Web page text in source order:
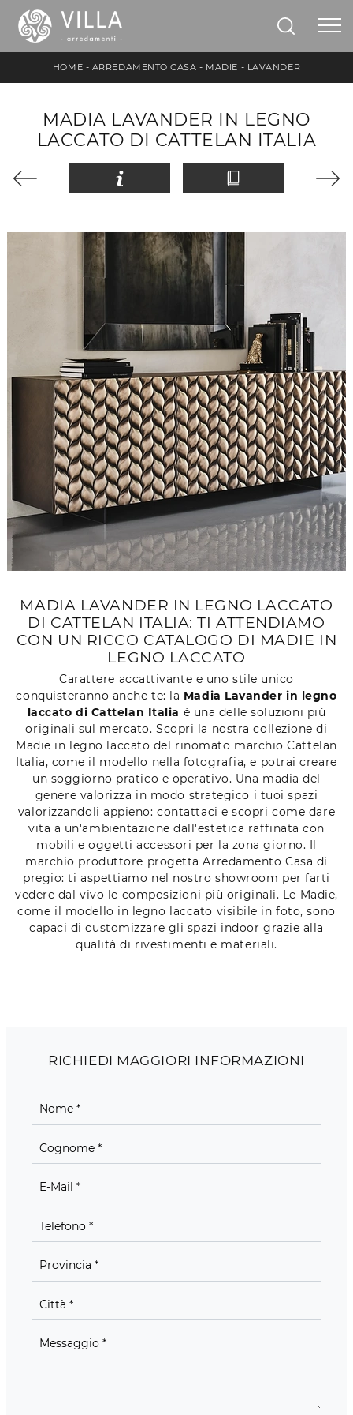
HOME - ARREDAMENTO CASA - MADIE - LAVANDER
MADIA LAVANDER IN LEGNO
LACCATO DI CATTELAN ITALIA
MADIA LAVANDER IN LEGNO LACCATO
DI CATTELAN ITALIA: TI ATTENDIAMO
CON UN RICCO CATALOGO DI MADIE IN
LEGNO LACCATO
Carattere accattivante e uno stile unico
conquisteranno anche te: la Madia Lavander in legno
laccato di Cattelan Italia è una delle soluzioni più
originali sul mercato. Scopri la nostra collezione di
Madie in legno laccato del rinomato marchio Cattelan
Italia, come il modello nella fotografia, e potrai creare
un soggiorno pratico e operativo. Una madia del
genere valorizza in modo strategico i tuoi spazi
valorizzandoli appieno: contattaci e scopri come dare
vita a un'ambientazione dall'estetica raffinata con
mobili e oggetti accessori per la zona giorno. Il
marchio produttore progetta Arredamento Casa di
pregio: ti aspettiamo nel nostro showroom per farti
vedere dal vivo le composizioni più originali. Le Madie,
come il modello in legno laccato visibile in foto, sono
capaci di customizzare gli spazi indoor grazie alla
qualità di rivestimenti e materiali.
RICHIEDI MAGGIORI INFORMAZIONI